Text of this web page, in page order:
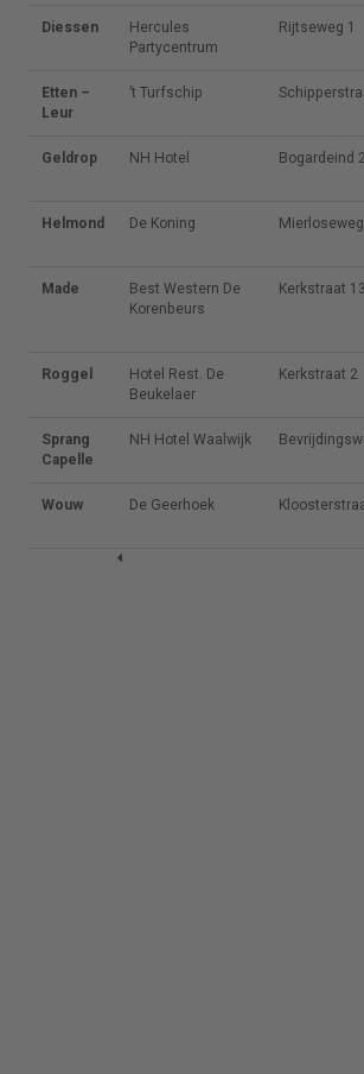
Diessen
Hercules
Partycentrum
Rijtseweg 1
Etten –
Leur
’t Turfschip
Schipperstraat
Geldrop NH Hotel
Bogardeind
Helmond De Koning
Mierloseweg
Made
Best
Western De
Kerkstraat 13
Roggel
Hotel Rest.
De Beukelaer
Kerkstraat 2
Sprang
Capelle
NH Hotel
Bevrijdingsweg
Wouw De Geerhoek
Kloosterstraat
Hercules
Partycentrum
Rijtseweg 1
’t Turfschip
NH Hotel Bogardeind
De Koning Mierloseweg
Best Western De
Korenbeurs
Kerkstraat 13
Hotel Rest. De
Beukelaer
Kerkstraat 2
NH Hotel Waalwijk
De Geerhoek